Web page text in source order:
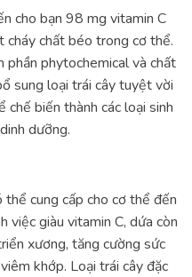
cho bạn 98 mg vitamin C
chất béo trong cơ thể.
phần phytochemical và chất
sung loại trái cây tuyệt vời
chế biến thành các loại sinh
dưỡng.
cung cấp cho cơ thể đến
việc giàu vitamin C, dứa còn
xương, tăng cường sức
khớp. Loại trái cây đặc